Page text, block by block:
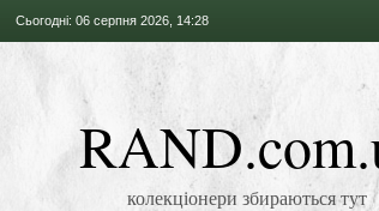
Сьогодні: 06 серпня 2026, 14:28
колекціонери збираються тут